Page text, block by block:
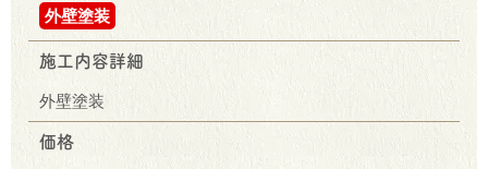
外壁塗装
施工内容詳細
外壁塗装
価格